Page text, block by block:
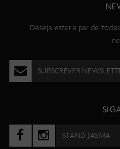
Deseja estar a par de
SUBSCREVER
STAND JASMA